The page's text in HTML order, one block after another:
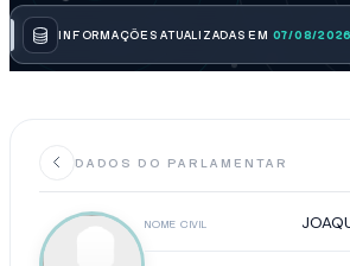
INFORMAÇÕES ATUALIZADAS EM 07/08/2026
DADOS DO PARLAMENTAR
NOME CIVIL